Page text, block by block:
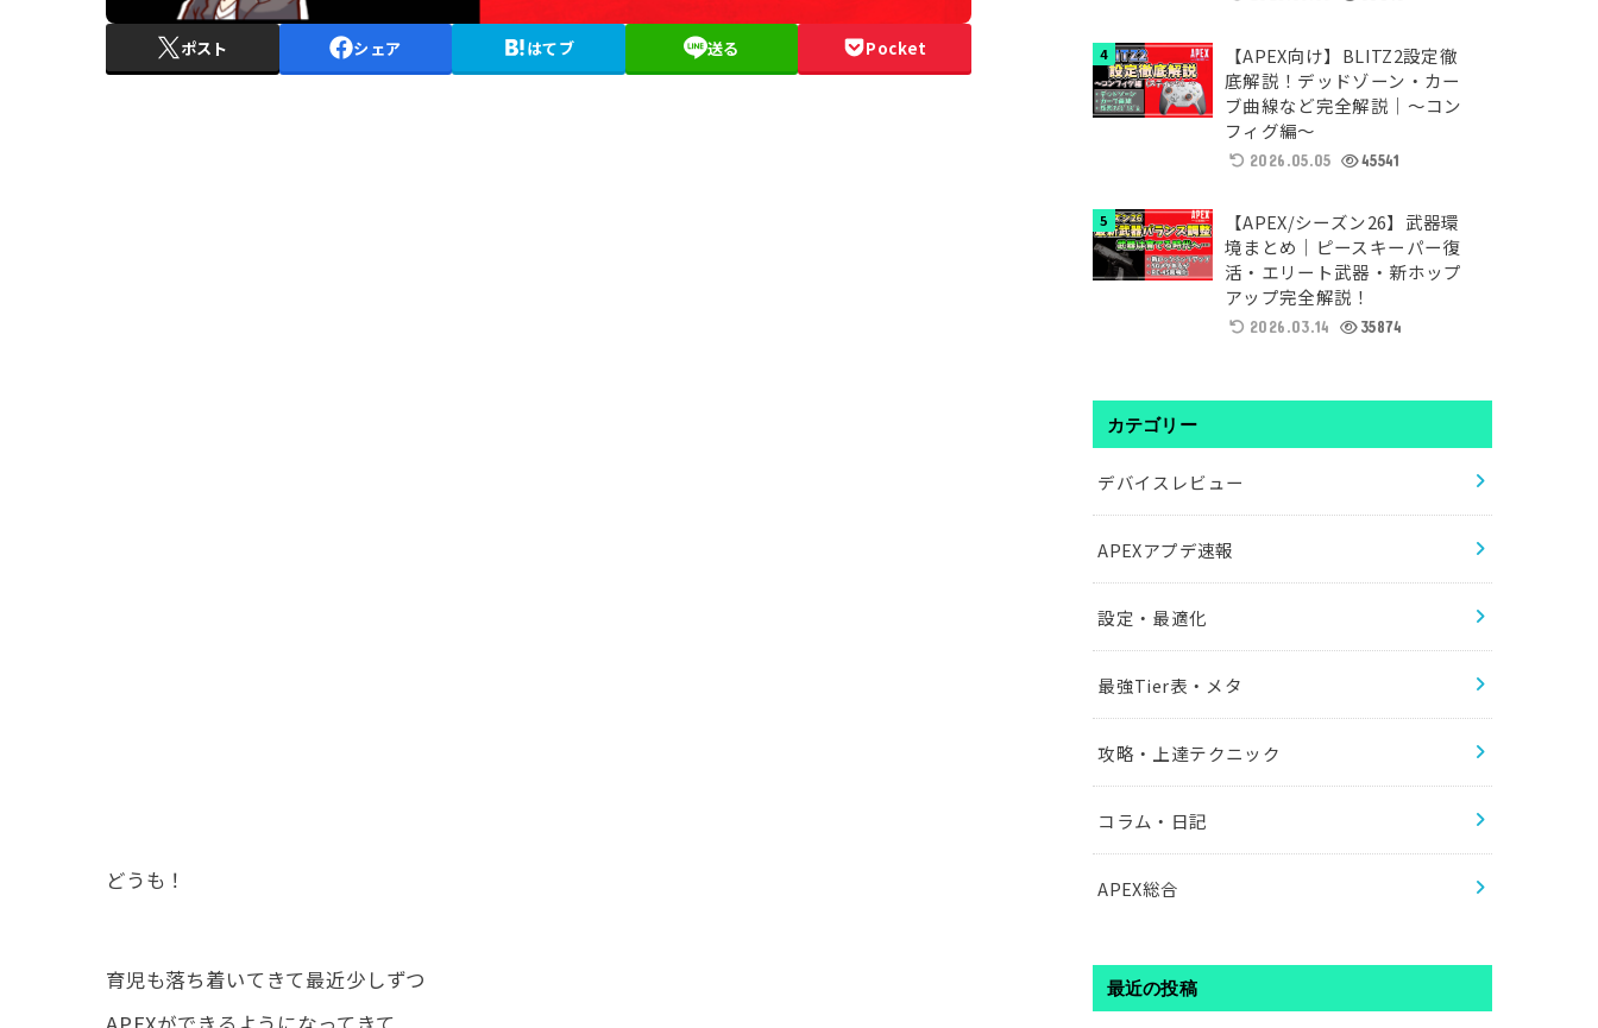
ポスト シェア はてブ 送る Pocket
どうも！
育児も落ち着いてきて最近少しずつ
【APEX向け】BLITZ2設定徹
底解説！デッドゾーン・カー
ブ曲線など完全解説｜～コン
フィグ編～
2026.05.05 45541
【APEX/シーズン26】武器環
境まとめ｜ピースキーパー復
活・エリート武器・新ホップ
アップ完全解説！
2026.03.14 35874
カテゴリー
デバイスレビュー
APEXアプデ速報
設定・最適化
最強Tier表・メタ
攻略・上達テクニック
コラム・日記
APEX総合
最近の投稿